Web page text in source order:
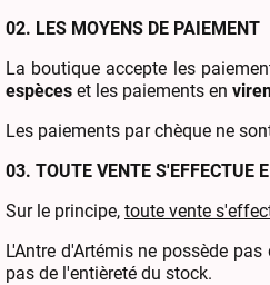
02. LES MOYENS DE PAIEMENT
La boutique accepte les
espèces et les paiements en
Les paiements par chèque ne
03. TOUTE VENTE S'EFFECTUE
Sur le principe, toute vente
L'Antre d'Artémis ne possède
pas de l'entièreté du stock.